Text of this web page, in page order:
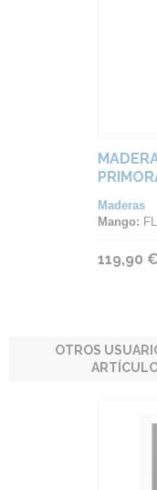
Maderas
Mango:
119,90 €
OTROS